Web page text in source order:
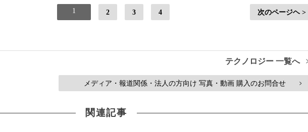
1 2 3 4 次のページヘ >
テクノロジー 一覧へ
メディア・報道関係・法人の方向け 写真・動画 購入のお問合せ >
関連記事